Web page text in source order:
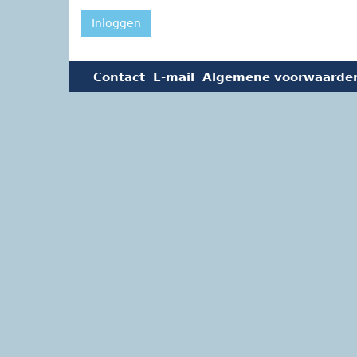
Inloggen
Contact E-mail Algemene